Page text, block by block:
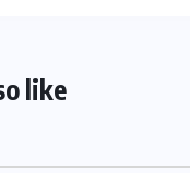
like